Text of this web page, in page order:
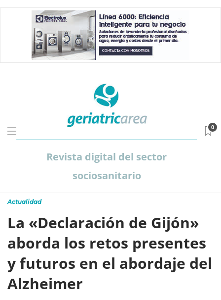
Revista digital del sector
sociosanitario
0
Actualidad
La «Declaración de Gijón»
aborda los retos presentes
y futuros en el abordaje del
Alzheimer